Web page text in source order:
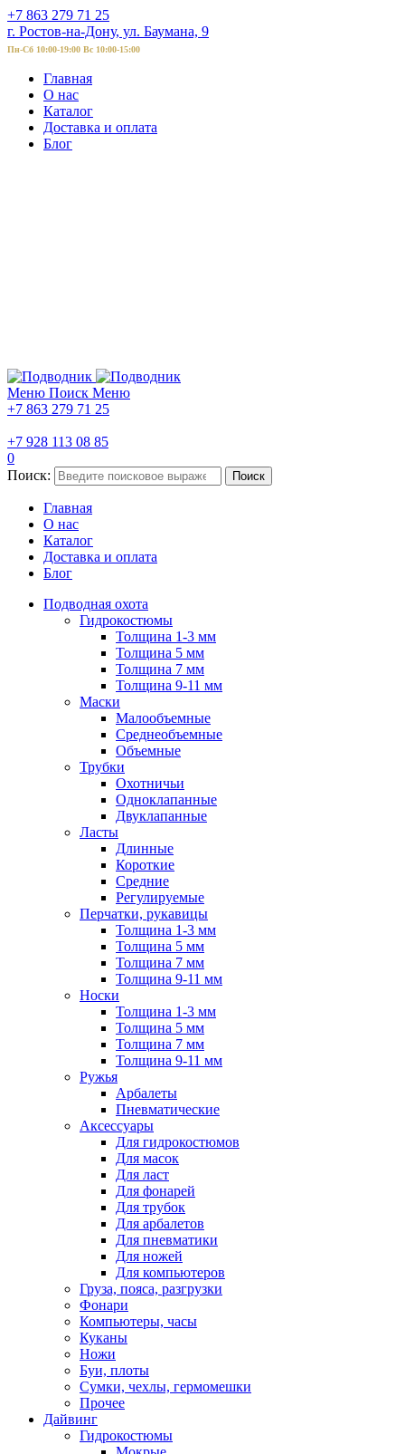
+7 863 279 71 25
г. Ростов-на-Дону, ул. Баумана, 9
Пн-Сб 10:00-19:00 Вс 10:00-15:00
Главная
О нас
Каталог
Доставка и оплата
Блог
Меню Поиск Меню
+7 863 279 71 25
+7 928 113 08 85
0
Поиск:
Поиск
Главная
О нас
Каталог
Доставка и оплата
Блог
Подводная охота
Гидрокостюмы
Толщина 1-3 мм
Толщина 5 мм
Толщина 7 мм
Толщина 9-11 мм
Маски
Малообъемные
Среднеобъемные
Объемные
Трубки
Охотничьи
Одноклапанные
Двуклапанные
Ласты
Длинные
Короткие
Средние
Регулируемые
Перчатки, рукавицы
Толщина 1-3 мм
Толщина 5 мм
Толщина 7 мм
Толщина 9-11 мм
Носки
Толщина 1-3 мм
Толщина 5 мм
Толщина 7 мм
Толщина 9-11 мм
Ружья
Арбалеты
Пневматические
Аксессуары
Для гидрокостюмов
Для масок
Для ласт
Для фонарей
Для трубок
Для арбалетов
Для пневматики
Для ножей
Для компьютеров
Груза, пояса, разгрузки
Фонари
Компьютеры, часы
Куканы
Ножи
Буи, плоты
Сумки, чехлы, гермомешки
Прочее
Дайвинг
Гидрокостюмы